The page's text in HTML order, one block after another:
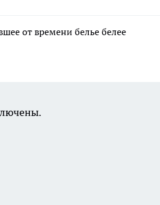
от времени белье белее